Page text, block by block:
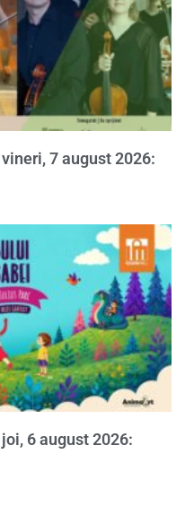
7 august 2026:
6 august 2026: